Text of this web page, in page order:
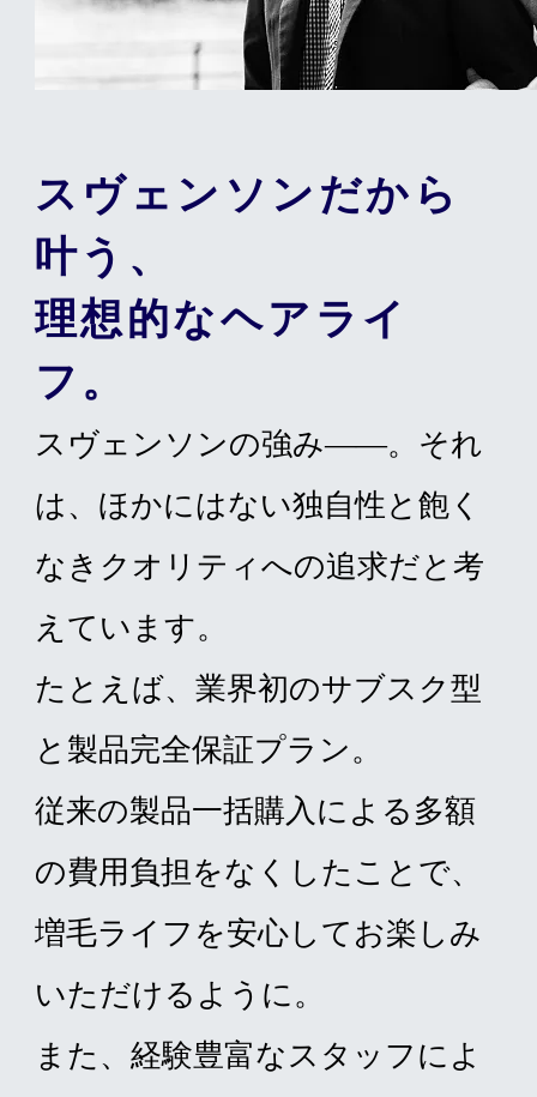
スヴェンソンだから
叶う、
理想的なヘアライ
フ。
スヴェンソンの強み——。それ
は、ほかにはない独自性と飽く
なきクオリティへの追求だと考
えています。
たとえば、業界初のサブスク型
と製品完全保証プラン。
従来の製品一括購入による多額
の費用負担をなくしたことで、
増毛ライフを安心してお楽しみ
いただけるように。
また、経験豊富なスタッフによ